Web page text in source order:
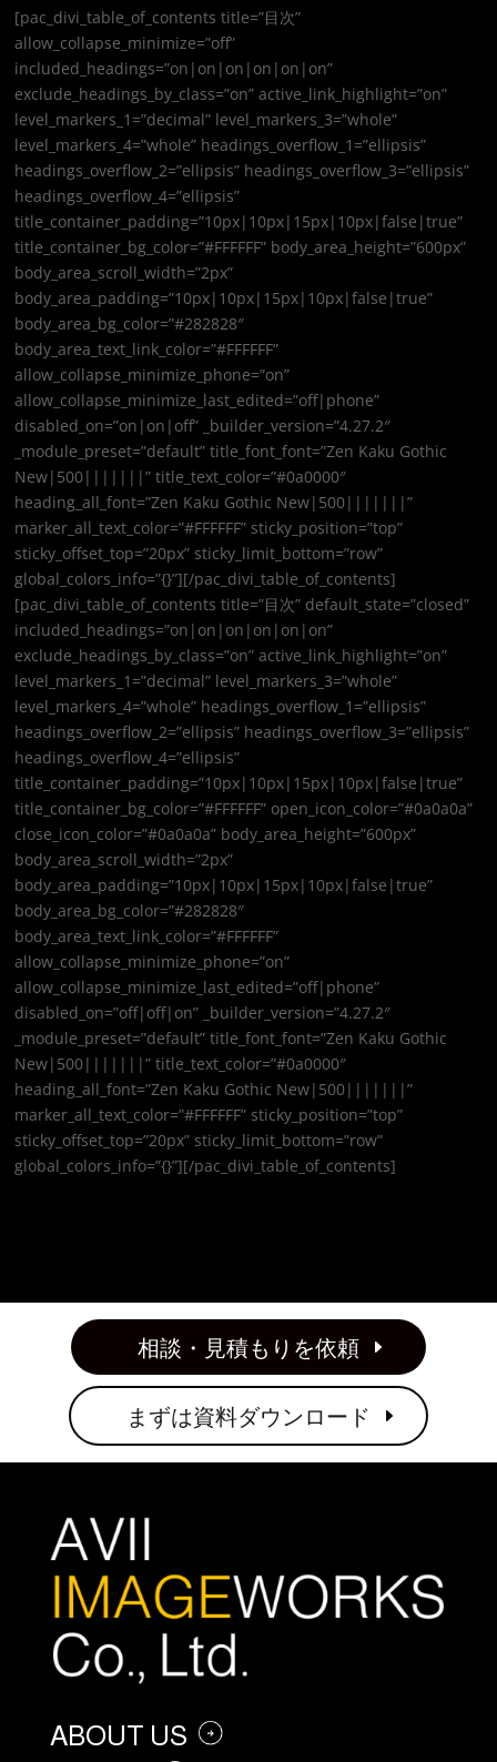
[pac_divi_table_of_contents title=”目次”
allow_collapse_minimize=”off”
included_headings=”on|on|on|on|on|on”
exclude_headings_by_class=”on” active_link_highlight=”on”
level_markers_1=”decimal” level_markers_3=”whole”
level_markers_4=”whole” headings_overflow_1=”ellipsis”
headings_overflow_2=”ellipsis” headings_overflow_3=”ellipsis”
headings_overflow_4=”ellipsis”
title_container_padding=”10px|10px|15px|10px|false|true”
title_container_bg_color=”#FFFFFF” body_area_height=”600px”
body_area_scroll_width=”2px”
body_area_padding=”10px|10px|15px|10px|false|true”
body_area_bg_color=”#282828″
body_area_text_link_color=”#FFFFFF”
allow_collapse_minimize_phone=”on”
allow_collapse_minimize_last_edited=”off|phone”
disabled_on=”on|on|off” _builder_version=”4.27.2″
_module_preset=”default” title_font_font=”Zen Kaku Gothic
New|500|||||||” title_text_color=”#0a0000″
heading_all_font=”Zen Kaku Gothic New|500|||||||”
marker_all_text_color=”#FFFFFF” sticky_position=”top”
sticky_offset_top=”20px” sticky_limit_bottom=”row”
global_colors_info=”{}”][/pac_divi_table_of_contents]
[pac_divi_table_of_contents title=”目次” default_state=”closed”
included_headings=”on|on|on|on|on|on”
exclude_headings_by_class=”on” active_link_highlight=”on”
level_markers_1=”decimal” level_markers_3=”whole”
level_markers_4=”whole” headings_overflow_1=”ellipsis”
headings_overflow_2=”ellipsis” headings_overflow_3=”ellipsis”
headings_overflow_4=”ellipsis”
title_container_padding=”10px|10px|15px|10px|false|true”
title_container_bg_color=”#FFFFFF” open_icon_color=”#0a0a0a”
close_icon_color=”#0a0a0a” body_area_height=”600px”
body_area_scroll_width=”2px”
body_area_padding=”10px|10px|15px|10px|false|true”
body_area_bg_color=”#282828″
body_area_text_link_color=”#FFFFFF”
allow_collapse_minimize_phone=”on”
allow_collapse_minimize_last_edited=”off|phone”
disabled_on=”off|off|on” _builder_version=”4.27.2″
_module_preset=”default” title_font_font=”Zen Kaku Gothic
New|500|||||||” title_text_color=”#0a0000″
heading_all_font=”Zen Kaku Gothic New|500|||||||”
marker_all_text_color=”#FFFFFF” sticky_position=”top”
sticky_offset_top=”20px” sticky_limit_bottom=”row”
global_colors_info=”{}”][/pac_divi_table_of_contents]
相談・見積もりを依頼
まずは資料ダウンロード
ABOUT US